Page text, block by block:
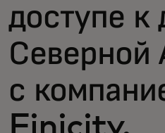
Новости и тренды
доступе
Северной
с